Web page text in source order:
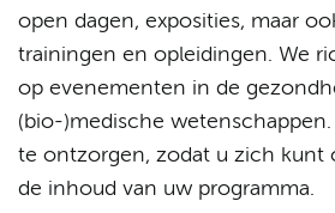
open dagen, exposities, maar
trainingen en opleidingen. We
op evenementen in de
(bio-)medische
te ontzorgen, zodat u zich kunt
de inhoud van uw programma.